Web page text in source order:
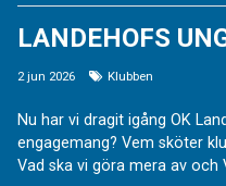
LANDEHOFS
2 jun 2026 Klubben
Nu har vi dragit igång OK
engagemang? Vem sköter
Vad ska vi göra mera av och